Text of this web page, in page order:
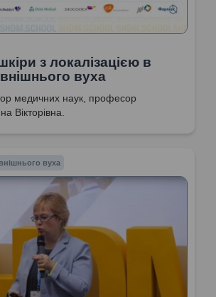
з локалізацією в
вуха
медичних наук, професор
Вікторівна.
вуха